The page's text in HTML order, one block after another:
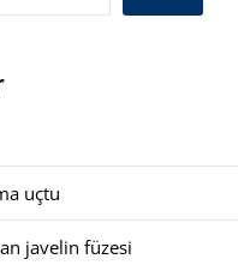
uçtu
javelin füzesi